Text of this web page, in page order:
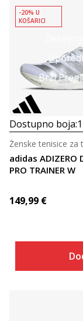
Uporedi
Brzi
-20% U
KOŠARICI
Dostupno boja:1
adidas ADIZERO
PRO TRAINER W
Ženske tenisice za
149,99 €